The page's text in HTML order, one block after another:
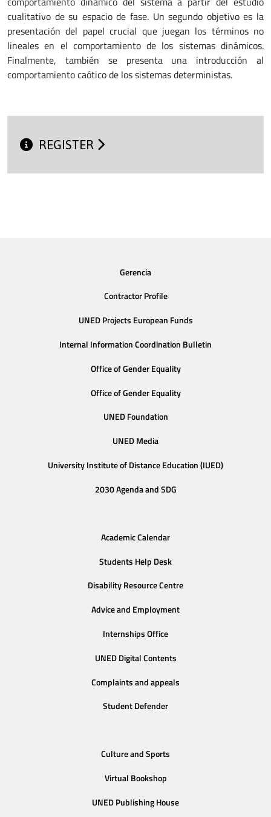
cualitativo de su espacio de fase. Un segundo objetivo es la
presentación del papel crucial que juegan los términos no
lineales en el comportamiento de los sistemas dinámicos.
Finalmente, también se presenta una introducción al
comportamiento caótico de los sistemas deterministas.
REGISTER
Gerencia
Contractor Profile
UNED Projects European Funds
Internal Information Coordination Bulletin
Office of Gender Equality
Office of Gender Equality
UNED Foundation
UNED Media
University Institute of Distance Education (IUED)
2030 Agenda and SDG
Academic Calendar
Students Help Desk
Disability Resource Centre
Advice and Employment
Internships Office
UNED Digital Contents
Complaints and appeals
Student Defender
Culture and Sports
Virtual Bookshop
UNED Publishing House